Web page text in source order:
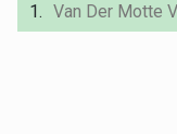
1. Van Der Motte